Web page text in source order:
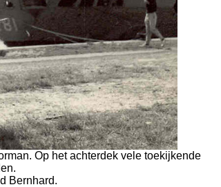
Op het achterdek vele toekijkende
Bernhard.